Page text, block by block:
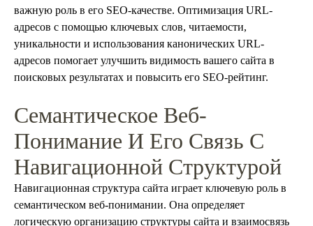
важную роль в его SEO-качестве. Оптимизация URL-
адресов с помощью ключевых слов, читаемости,
уникальности и использования канонических URL-
адресов помогает улучшить видимость вашего сайта в
поисковых результатах и повысить его SEO-рейтинг.
Семантическое Веб-
Понимание И Его Связь С
Навигационной Структурой
Навигационная структура сайта играет ключевую роль в
семантическом веб-понимании. Она определяет
логическую организацию структуры сайта и взаимосвязь